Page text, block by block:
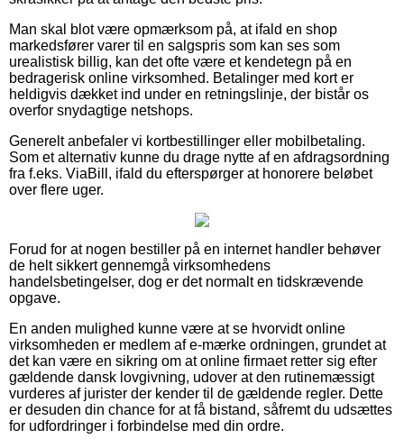
Man skal blot være opmærksom på, at ifald en shop
markedsfører varer til en salgspris som kan ses som
urealistisk billig, kan det ofte være et kendetegn på en
bedragerisk online virksomhed. Betalinger med kort er
heldigvis dækket ind under en retningslinje, der bistår os
overfor snydagtige netshops.
Generelt anbefaler vi kortbestillinger eller mobilbetaling.
Som et alternativ kunne du drage nytte af en afdragsordning
fra f.eks. ViaBill, ifald du efterspørger at honorere beløbet
over flere uger.
Forud for at nogen bestiller på en internet handler behøver
de helt sikkert gennemgå virksomhedens
handelsbetingelser, dog er det normalt en tidskrævende
opgave.
En anden mulighed kunne være at se hvorvidt online
virksomheden er medlem af e-mærke ordningen, grundet at
det kan være en sikring om at online firmaet retter sig efter
gældende dansk lovgivning, udover at den rutinemæssigt
vurderes af jurister der kender til de gældende regler. Dette
er desuden din chance for at få bistand, såfremt du udsættes
for udfordringer i forbindelse med din ordre.